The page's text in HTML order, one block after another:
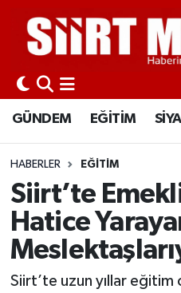
GÜNDEM EĞİTİM
HABERLER EĞİTİM
Siirt’te
Hatice
Siirt’te uzun yıllar eğitim
GÜNDEM
EĞİTİM
SİYASET
EKONOMİ
SPOR
Siirt Nöbetçi
Siirt Hava Durumu
Siirt Namaz Vakitleri
Siirt Trafik Yoğunluk
Süper Lig Puan
Tüm Manşetler